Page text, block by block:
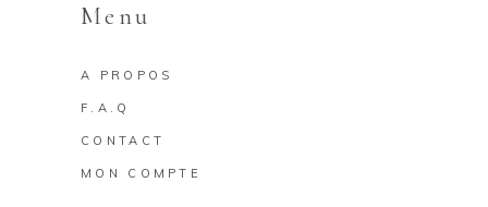
Menu
A PROPOS
F.A.Q
CONTACT
MON COMPTE